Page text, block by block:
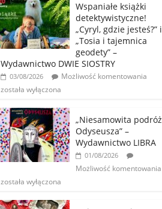
Wspaniałe książki
detektywistyczne!
„Cyryl, gdzie jesteś?” i
„Tosia i tajemnica
geodety” –
Wydawnictwo DWIE SIOSTRY
03/08/2026
Możliwość komentowania
została wyłączona
„Niesamowita podróż
Odyseusza” –
Wydawnictwo LIBRA
01/08/2026
Możliwość komentowania
została wyłączona